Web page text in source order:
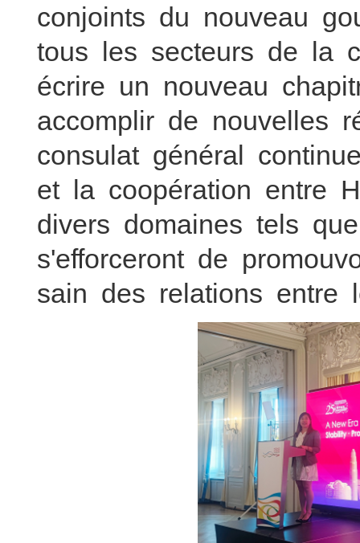
conjoints du nouveau
tous les secteurs de la
écrire un nouveau
accomplir de nouvelles
consulat général
et la coopération entre
divers domaines tels
s'efforceront de
sain des relations entre